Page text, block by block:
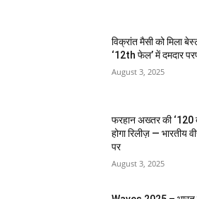
विक्रांत मैसी को मिला
‘12th फेल’ में दमदार
August 3, 2025
फरहान अख्तर की ‘120
होगा रिलीज़ — भारतीय
पर
August 3, 2025